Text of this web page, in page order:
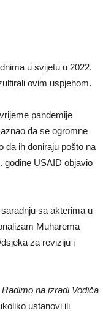
u svijetu u 2022.
ovim uspjehom.
pandemije
da se ogromne
da ih doniraju pošto na
godine USAID objavio
sa akterima u
Muharema
za reviziju i
na izradi Vodiča
ustanovi ili